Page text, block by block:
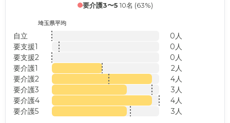
要介護3〜5 10名 (63%)
埼玉県平均
自立
0人
要支援1
0人
要支援2
0人
要介護1
2人
要介護2
4人
要介護3
3人
要介護4
4人
要介護5
3人